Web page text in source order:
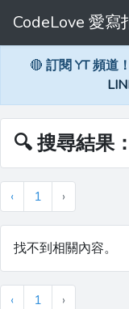
CodeLove 愛寫
🔴 訂閱 YT 頻道！
🔍 搜尋結果
‹ 1 ›
找不到相關內容。
‹ 1 ›